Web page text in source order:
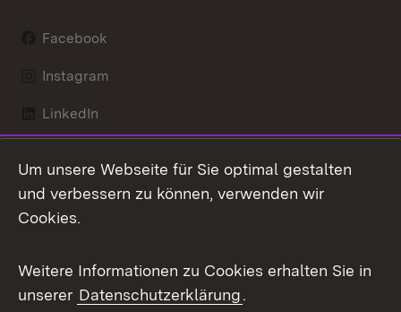
Facebook
Instagram
LinkedIn
X / Twitter
Youtube
Kontakt
Datenschutz
Um unsere Webseite für Sie optimal gestalten
und verbessern zu können, verwenden wir
Cookies.
Weitere Informationen zu Cookies erhalten Sie in
unserer Datenschutzerklärung.